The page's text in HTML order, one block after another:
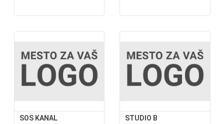
SOS KANAL STUDIO B